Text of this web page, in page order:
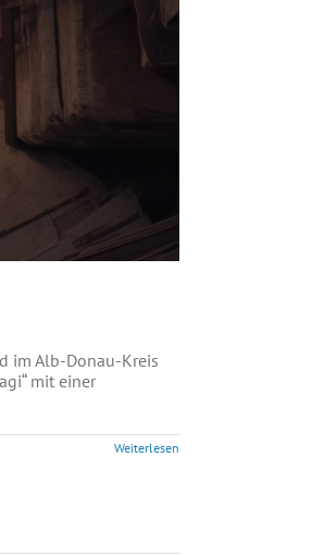
im Alb-Donau-Kreis
mit einer
Weiterlesen